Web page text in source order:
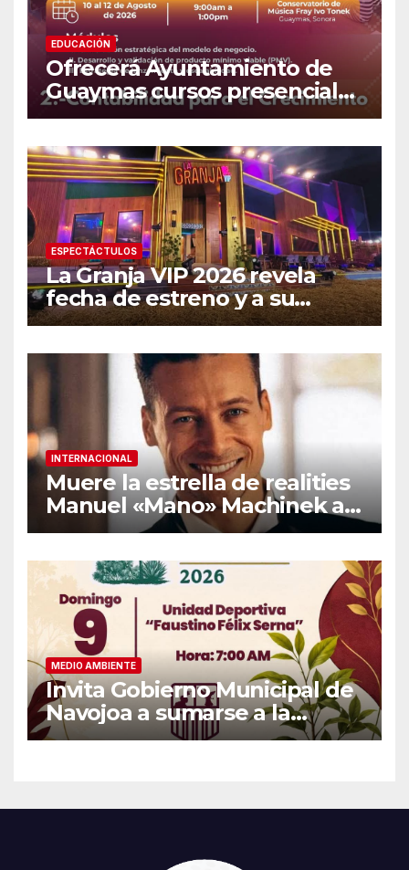
EDUCACIÓN
Ofrecerá Ayuntamiento de
Guaymas cursos presenciales
para emprendedores
ESPECTÁCTULOS
La Granja VIP 2026 revela
fecha de estreno y a su
primer famoso confirmado
INTERNACIONAL
Muere la estrella de realities
Manuel «Mano» Machinek a
los 37 años
MEDIO AMBIENTE
Invita Gobierno Municipal de
Navojoa a sumarse a la
Jornada Nacional de